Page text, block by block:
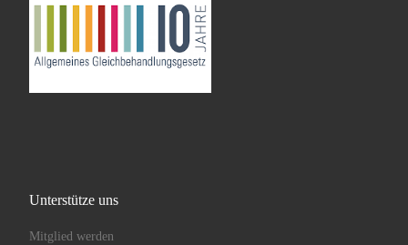
Unterstütze uns
Mitglied werden